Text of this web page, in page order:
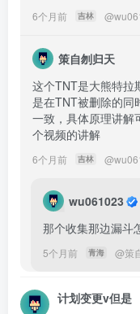
6个月前 吉林 @
策自刎归天
这个TNT是大熊特拉
是在TNT被删除的同
一致，具体原理讲解
个视频的讲解
6个月前 吉林 @
wu061023
那个收集那边漏斗
5个月前 青海 @策
计划变更v但是